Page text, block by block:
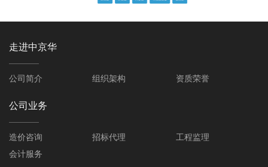
走进中京华
公司简介 组织架构 资质荣誉
公司业务
造价咨询 招标代理
工程监理
会计服务